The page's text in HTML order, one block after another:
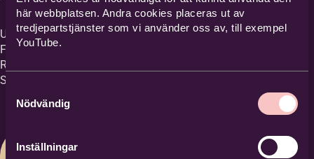
här webbplatsen. Andra cookies placeras ut av
tredjepartstjänster som vi använder oss av, till exempel
YouTube.
Nödvändig
Inställningar
UngFolk på Sprallen arrangeras av
Folkdansringen Stockholm med stöd av
Region Stockholm och i samverkan med
Studieförbundet Bilda.